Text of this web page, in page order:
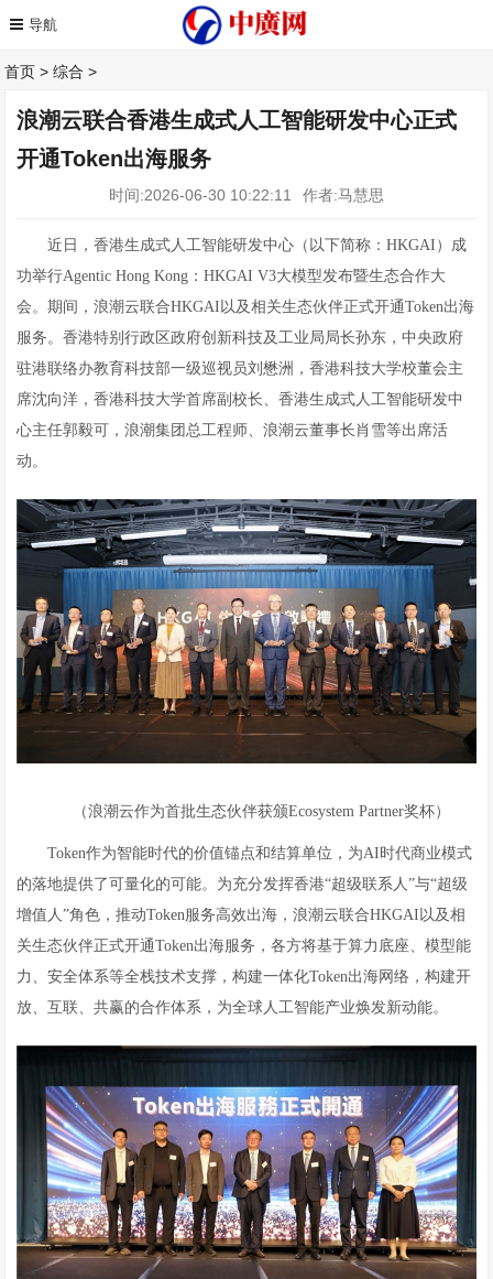
首页 >综合 >
浪潮云联合香港生成式人工智能研发中心正式
开通Token出海服务
时间:2026-06-30 10:22:11 作者:马慧思
近日，香港生成式人工智能研发中心（以下简称：HKGAI）成
功举行Agentic Hong Kong：HKGAI V3大模型发布暨生态合作大
会。期间，浪潮云联合HKGAI以及相关生态伙伴正式开通Token出海
服务。香港特别行政区政府创新科技及工业局局长孙东，中央政府
驻港联络办教育科技部一级巡视员刘懋洲，香港科技大学校董会主
席沈向洋，香港科技大学首席副校长、香港生成式人工智能研发中
心主任郭毅可，浪潮集团总工程师、浪潮云董事长肖雪等出席活
动。
（浪潮云作为首批生态伙伴获颁Ecosystem Partner奖杯）
Token作为智能时代的价值锚点和结算单位，为AI时代商业模式
的落地提供了可量化的可能。为充分发挥香港“超级联系人”与“超级
增值人”角色，推动Token服务高效出海，浪潮云联合HKGAI以及相
关生态伙伴正式开通Token出海服务，各方将基于算力底座、模型能
力、安全体系等全栈技术支撑，构建一体化Token出海网络，构建开
放、互联、共赢的合作体系，为全球人工智能产业焕发新动能。